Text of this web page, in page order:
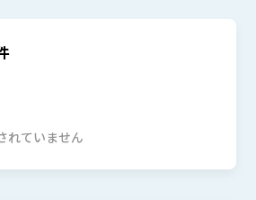
れていません